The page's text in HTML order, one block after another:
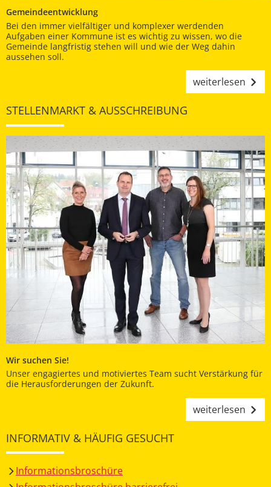
Gemeindeentwicklung
Bei den immer vielfältiger und komplexer werdenden
Aufgaben einer Kommune ist es wichtig zu wissen, wo die
Gemeinde langfristig stehen will und wie der Weg dahin
aussehen soll.
weiterlesen
STELLENMARKT & AUSSCHREIBUNG
Wir suchen Sie!
Unser engagiertes und motiviertes Team sucht Verstärkung für
die Herausforderungen der Zukunft.
weiterlesen
INFORMATIV & HÄUFIG GESUCHT
Informationsbroschüre